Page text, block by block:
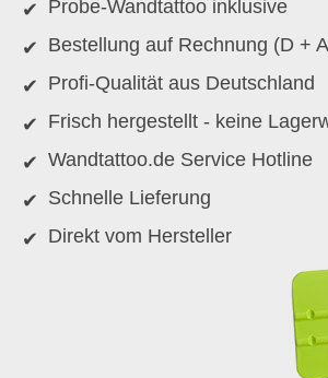
Probe-Wandtattoo inklusive
Bestellung auf Rechnung (D +
Profi-Qualität aus Deutschland
Frisch hergestellt - keine
Wandtattoo.de Service Hotline
Schnelle Lieferung
Direkt vom Hersteller